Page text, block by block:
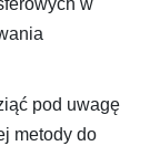
w
pod uwagę
metody do